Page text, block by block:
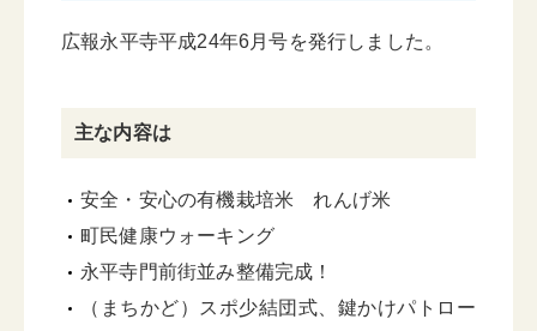
広報永平寺平成24年6月号を発行しました。
主な内容は
安全・安心の有機栽培米 れんげ米
町民健康ウォーキング
永平寺門前街並み整備完成！
（まちかど）スポ少結団式、鍵かけパトロー